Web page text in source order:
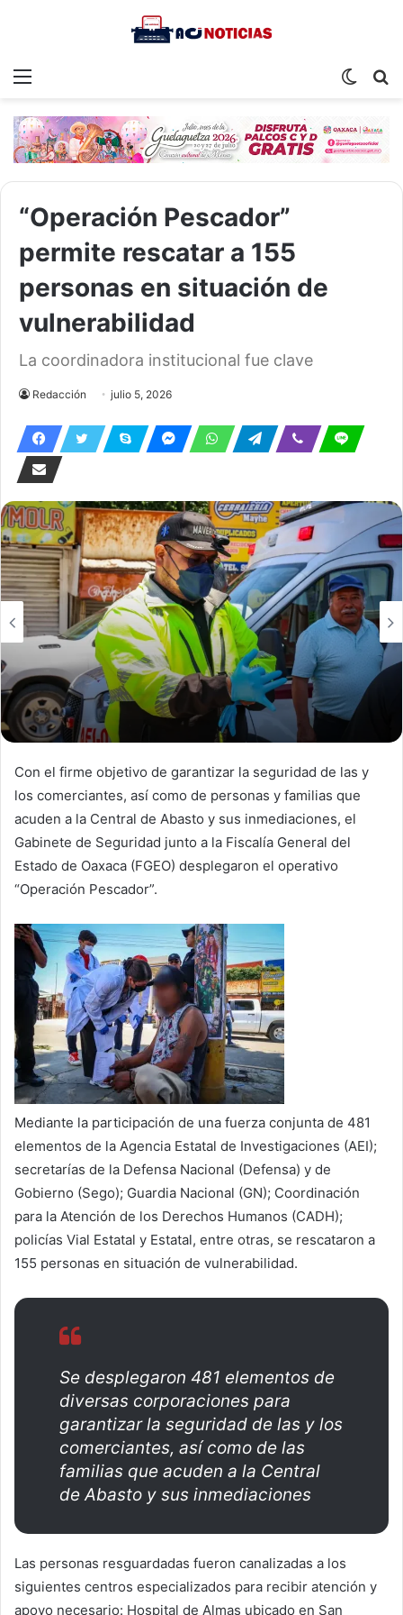
Menu
Switch
“Operación Pescador”
permite rescatar a 155
personas en situación de
vulnerabilidad
La coordinadora institucional fue clave
Redacción julio 5, 2026
Con el firme objetivo de garantizar la seguridad de las y
los comerciantes, así como de personas y familias que
acuden a la Central de Abasto y sus inmediaciones, el
Gabinete de Seguridad junto a la Fiscalía General del
Estado de Oaxaca (FGEO) desplegaron el operativo
“Operación Pescador”.
Mediante la participación de una fuerza conjunta de 481
elementos de la Agencia Estatal de Investigaciones (AEI);
secretarías de la Defensa Nacional (Defensa) y de
Gobierno (Sego); Guardia Nacional (GN); Coordinación
para la Atención de los Derechos Humanos (CADH);
policías Vial Estatal y Estatal, entre otras, se rescataron a
155 personas en situación de vulnerabilidad.
Se desplegaron 481 elementos de
diversas corporaciones para
garantizar la seguridad de las y los
comerciantes, así como de las
familias que acuden a la Central
de Abasto y sus inmediaciones
Las personas resguardadas fueron canalizadas a los
siguientes centros especializados para recibir atención y
apoyo necesario: Hospital de Almas ubicado en San